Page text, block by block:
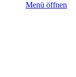
Menü öffnen